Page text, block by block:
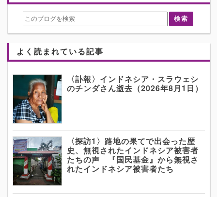
よく読まれている記事
〈訃報〉インドネシア・スラウェシ
のチンダさん逝去（2026年8月1日）
〈探訪1〉路地の果てで出会った歴
史、無視されたインドネシア被害者
たちの声 『国民基金』から無視さ
れたインドネシア被害者たち